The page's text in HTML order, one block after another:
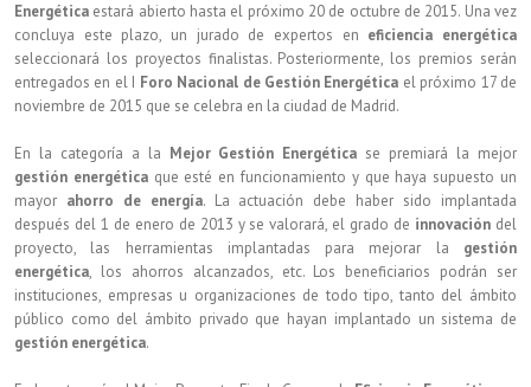
Energética estará abierto hasta el próximo 20 de octubre de 2015. Una vez
concluya este plazo, un jurado de expertos en eficiencia energética
seleccionará los proyectos finalistas. Posteriormente, los premios serán
entregados en el I Foro Nacional de Gestión Energética el próximo 17 de
noviembre de 2015 que se celebra en la ciudad de Madrid.
En la categoría a la Mejor Gestión Energética se premiará la mejor
gestión energéticaque esté en funcionamiento y que haya supuesto un
mayor ahorro de energía. La actuación debe haber sido implantada
después del 1 de enero de 2013 y se valorará, el grado de innovación del
proyecto, las herramientas implantadas para mejorar la gestión
energética, los ahorros alcanzados, etc. Los beneficiarios podrán ser
instituciones, empresas u organizaciones de todo tipo, tanto del ámbito
público como del ámbito privado que hayan implantado un sistema de
gestión energética.